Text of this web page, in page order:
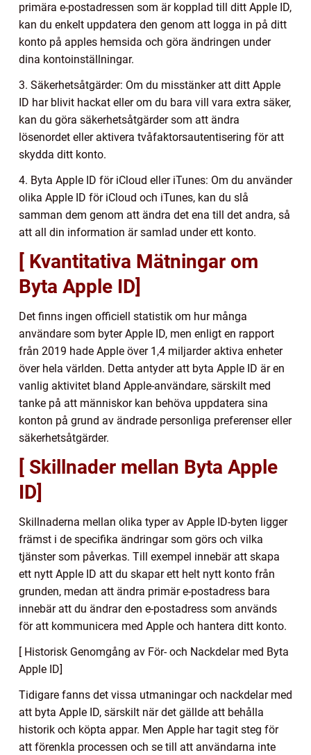
primära e-postadressen som är kopplad till ditt Apple ID,
kan du enkelt uppdatera den genom att logga in på ditt
konto på apples hemsida och göra ändringen under
dina kontoinställningar.
3. Säkerhetsåtgärder: Om du misstänker att ditt Apple
ID har blivit hackat eller om du bara vill vara extra säker,
kan du göra säkerhetsåtgärder som att ändra
lösenordet eller aktivera tvåfaktorsautentisering för att
skydda ditt konto.
4. Byta Apple ID för iCloud eller iTunes: Om du använder
olika Apple ID för iCloud och iTunes, kan du slå
samman dem genom att ändra det ena till det andra, så
att all din information är samlad under ett konto.
[ Kvantitativa Mätningar om
Byta Apple ID]
Det finns ingen officiell statistik om hur många
användare som byter Apple ID, men enligt en rapport
från 2019 hade Apple över 1,4 miljarder aktiva enheter
över hela världen. Detta antyder att byta Apple ID är en
vanlig aktivitet bland Apple-användare, särskilt med
tanke på att människor kan behöva uppdatera sina
konton på grund av ändrade personliga preferenser eller
säkerhetsåtgärder.
[ Skillnader mellan Byta Apple
ID]
Skillnaderna mellan olika typer av Apple ID-byten ligger
främst i de specifika ändringar som görs och vilka
tjänster som påverkas. Till exempel innebär att skapa
ett nytt Apple ID att du skapar ett helt nytt konto från
grunden, medan att ändra primär e-postadress bara
innebär att du ändrar den e-postadress som används
för att kommunicera med Apple och hantera ditt konto.
[ Historisk Genomgång av För- och Nackdelar med Byta
Apple ID]
Tidigare fanns det vissa utmaningar och nackdelar med
att byta Apple ID, särskilt när det gällde att behålla
historik och köpta appar. Men Apple har tagit steg för
att förenkla processen och se till att användarna inte